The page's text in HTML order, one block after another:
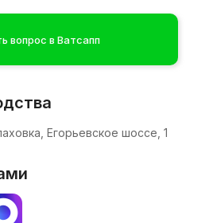
Егорьевское шоссе, 1
вопрос в Ватсапп